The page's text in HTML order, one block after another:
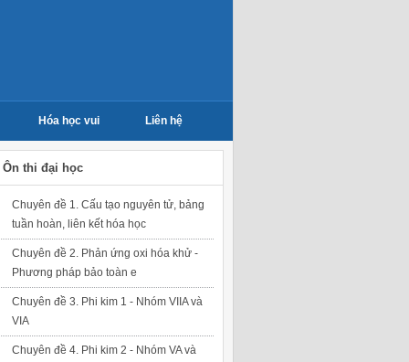
Hóa học vui Liên hệ
Ôn thi đại học
Chuyên đề 1. Cấu tạo nguyên tử, bảng
tuần hoàn, liên kết hóa học
Chuyên đề 2. Phản ứng oxi hóa khử -
Phương pháp bảo toàn e
Chuyên đề 3. Phi kim 1 - Nhóm VIIA và
VIA
Chuyên đề 4. Phi kim 2 - Nhóm VA và